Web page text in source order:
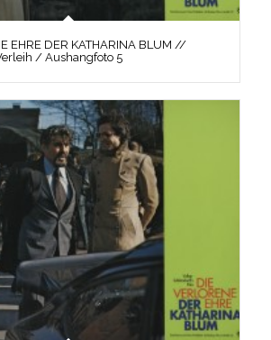
EHRE DER KATHARINA BLUM //
/ Aushangfoto 5